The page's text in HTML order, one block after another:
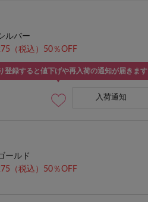
ルバー
（税込）50％OFF
登録すると値下げや再入荷の通知が届きます
入荷通知
ールド
（税込）50％OFF